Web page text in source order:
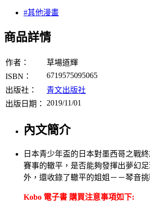
#其他漫畫
商品詳情
作者：
草場道輝
ISBN：
6719575095065
出版社：
青文出版社
出版日期：
2019/11/01
內文簡介
日本青少年盃的日本對墨西哥之戰
賽事的轍平，是否能夠發揮出夢幻
外，還收錄了轍平的姐姐－－琴音
Kobo 電子書 購買注意事項如下: